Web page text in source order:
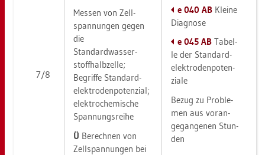
7/8
Mes­sen von Zell­
span­nun­gen gegen
die
Stan­dard­was­ser­
stoff­halb­zel­le;
Be­grif­fe Stan­dard­
elek­tro­den­po­ten­zi­al;
elek­tro­che­mi­sche
Span­nungs­rei­he
Ü Be­rech­nen von
Zell­span­nun­gen bei
e 040 AB Klei­ne
Dia­gno­se
e 045 AB Ta­bel­
le der Stan­dard­
elek­tro­den­po­ten­
zia­le
Bezug zu Pro­ble­
men aus vor­an­
ge­gan­ge­nen Stun­
den